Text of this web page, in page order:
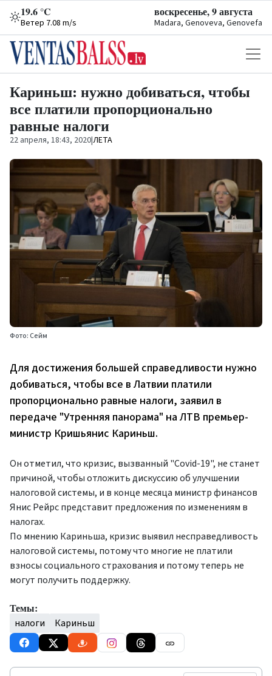
19.6 °C
Ветер 7.08 m/s
воскресенье, 9 августа
Madara, Genoveva, Genovefa
Кариньш: нужно добиваться, чтобы
все платили пропорционально
равные налоги
22 апреля, 18:43, 2020|ЛЕТА
Фото: Сейм
Для достижения большей справедливости нужно
добиваться, чтобы все в Латвии платили
пропорционально равные налоги, заявил в
передаче "Утренняя панорама" на ЛТВ премьер-
министр Кришьянис Кариньш.
Он отметил, что кризис, вызванный "Covid-19", не станет
причиной, чтобы отложить дискуссию об улучшении
налоговой системы, и в конце месяца министр финансов
Янис Рейрс представит предложения по изменениям в
налогах.
По мнению Кариньша, кризис выявил несправедливость
налоговой системы, потому что многие не платили
взносы социального страхования и потому теперь не
могут получить поддержку.
Темы:
налоги Кариньш